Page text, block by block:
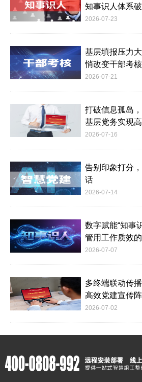
知事识人体系
2026-07-23
基层填报压力
悄改变干部考
2026-07-21
打破信息孤岛
基层党务实现
2026-07-16
告别印象打分
话
2026-07-14
数字赋能“知事
管用工作质效
2026-07-07
多终端联动传
高效党建宣传
2026-07-02